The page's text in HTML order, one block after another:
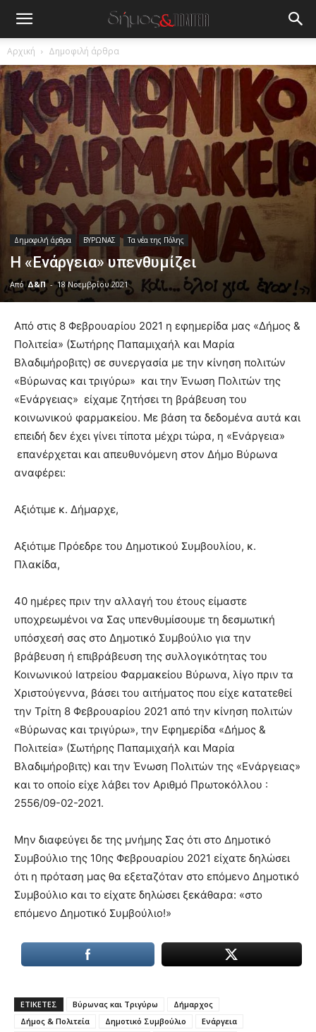
Αρχική Δημοφιλή άρθρα
Δημοφιλή άρθρα ΒΥΡΩΝΑΣ Τα νέα της Πόλης
Η «Ενάργεια» υπενθυμίζει
Από Δ&Π - 18 Νοεμβρίου 2021
lesbians
very
cam
show.desi
xxx
brandi
teaches
the
pain.
porn
Από στις 8 Φεβρουαρίου 2021 η εφημερίδα μας «Δήμος &
Πολιτεία» (Σωτήρης Παπαμιχαήλ και Μαρία
Βλαδιμήροβιτς) σε συνεργασία με την κίνηση πολιτών
«Βύρωνας και τριγύρω» και την Ένωση Πολιτών της
«Ενάργειας» είχαμε ζητήσει τη βράβευση του
κοινωνικού φαρμακείου. Με βάση τα δεδομένα αυτά και
επειδή δεν έχει γίνει τίποτα μέχρι τώρα, η «Ενάργεια»
επανέρχεται και απευθυνόμενη στον Δήμο Βύρωνα
αναφέρει:
Αξιότιμε κ. Δήμαρχε,
Αξιότιμε Πρόεδρε του Δημοτικού Συμβουλίου, κ.
Πλακίδα,
40 ημέρες πριν την αλλαγή του έτους είμαστε
υποχρεωμένοι να Σας υπενθυμίσουμε τη δεσμωτική
υπόσχεσή σας στο Δημοτικό Συμβούλιο για την
βράβευση ή επιβράβευση της συλλογικότητας του
Κοινωνικού Ιατρείου Φαρμακείου Βύρωνα, λίγο πριν τα
Χριστούγεννα, βάσει του αιτήματος που είχε κατατεθεί
την Τρίτη 8 Φεβρουαρίου 2021 από την κίνηση πολιτών
«Βύρωνας και τριγύρω», την Εφημερίδα «Δήμος &
Πολιτεία» (Σωτήρης Παπαμιχαήλ και Μαρία
Βλαδιμήροβιτς) και την Ένωση Πολιτών της «Ενάργειας»
και το οποίο είχε λάβει τον Αριθμό Πρωτοκόλλου :
2556/09-02-2021.
Μην διαφεύγει δε της μνήμης Σας ότι στο Δημοτικό
Συμβούλιο της 10ης Φεβρουαρίου 2021 είχατε δηλώσει
ότι η πρόταση μας θα εξεταζόταν στο επόμενο Δημοτικό
Συμβούλιο και το είχατε δηλώσει ξεκάθαρα: «στο
επόμενο Δημοτικό Συμβούλιο!»
ΕΤΙΚΕΤΕΣ Βύρωνας και Τριγύρω
Δήμαρχος
Δήμος & Πολιτεία
Δημοτικό Συμβούλιο
Ενάργεια